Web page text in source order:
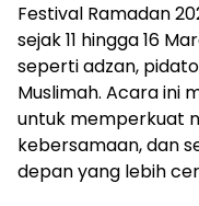
Festival Ramadan
sejak 11 hingga 16
seperti adzan,
Muslimah. Acara ini
untuk memperkuat
kebersamaan, dan
depan yang lebih